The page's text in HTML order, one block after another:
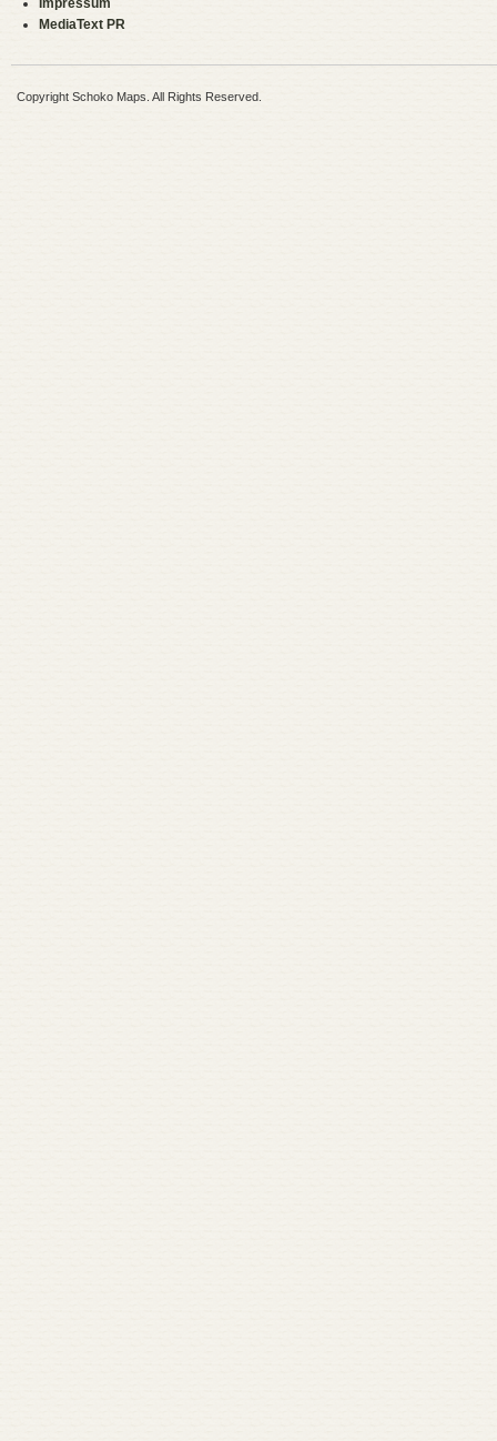
Impressum
MediaText PR
Copyright Schoko Maps. All Rights Reserved.